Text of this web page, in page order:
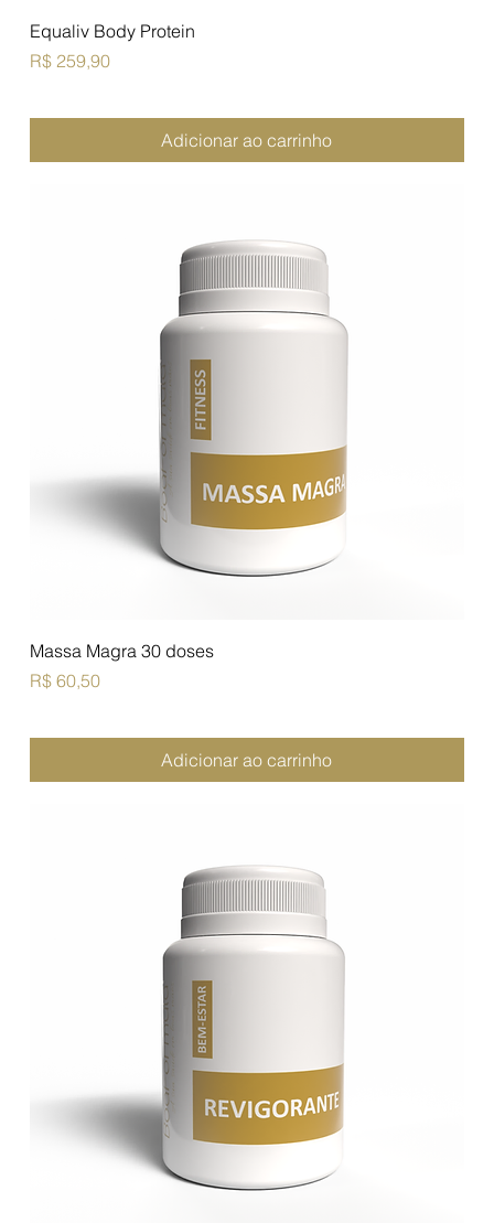
Equaliv Body Protein
Preço
R$ 259,90
Adicionar ao carrinho
Massa Magra 30 doses
Preço
R$ 60,50
Adicionar ao carrinho